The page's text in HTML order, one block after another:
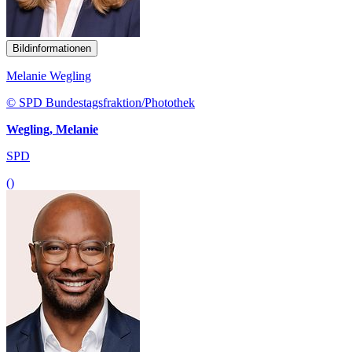
Bildinformationen
Melanie Wegling
© SPD Bundestagsfraktion/Photothek
Wegling, Melanie
SPD
()